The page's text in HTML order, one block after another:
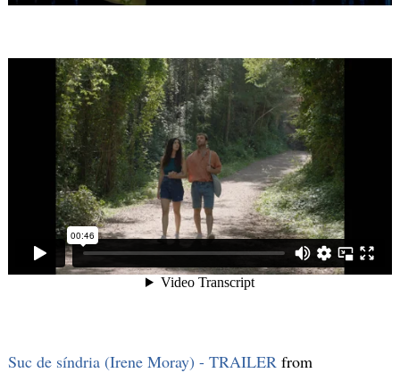
Suc de síndria (Irene Moray) - TRAILER from